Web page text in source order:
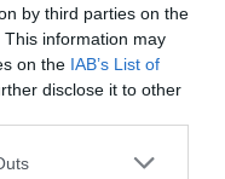
by third parties on the
This information may
on the IAB’s List of
disclose it to other
de acción de los
el campo de los
con
últimos años se han
realizados en